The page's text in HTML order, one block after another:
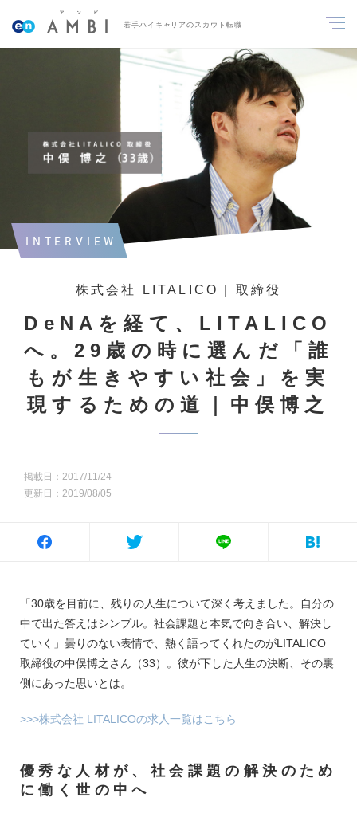
若手ハイキャリアのスカウト転職
INTERVIEW
株式会社 LITALICO | 取締役
DeNAを経て、LITALICO
へ。29歳の時に選んだ「誰
もが生きやすい社会」を実
現するための道｜中俣博之
掲載日：2017/11/24
更新日：2019/08/05
「30歳を目前に、残りの人生について深く考えました。自分の
中で出た答えはシンプル。社会課題と本気で向き合い、解決し
ていく」曇りのない表情で、熱く語ってくれたのがLITALICO
取締役の中俣博之さん（33）。彼が下した人生の決断、その裏
側にあった思いとは。
>>>株式会社 LITALICOの求人一覧はこちら
優秀な人材が、社会課題の解決のため
に働く世の中へ